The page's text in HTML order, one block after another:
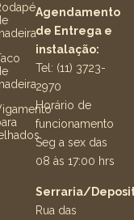
Agendamento
de Entrega e
instalação:
Tel: (11) 3723-
2970
Horário de
funcionamento
Seg a sex das
08 às 17:00 hrs
Serraria/
Rua das